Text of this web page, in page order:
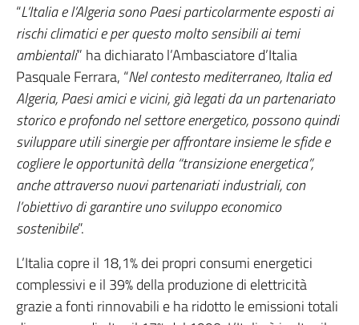
“L’Italia e l’Algeria sono Paesi particolarmente esposti ai
rischi climatici e per questo molto sensibili ai temi
ambientali” ha dichiarato l’Ambasciatore d’Italia
Pasquale Ferrara, “Nel contesto mediterraneo, Italia ed
Algeria, Paesi amici e vicini, già legati da un partenariato
storico e profondo nel settore energetico, possono quindi
sviluppare utili sinergie per affrontare insieme le sfide e
cogliere le opportunità della “transizione energetica”,
anche attraverso nuovi partenariati industriali, con
l’obiettivo di garantire uno sviluppo economico
sostenibile”.
L’Italia copre il 18,1% dei propri consumi energetici
complessivi e il 39% della produzione di elettricità
grazie a fonti rinnovabili e ha ridotto le emissioni totali